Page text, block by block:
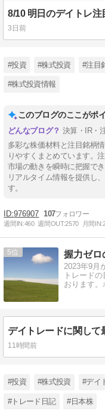
3日前
#投資 #株式投資 #注目
#株式投資情報
このブログのここがポ
決算・IR・
多彩な株価材料と注目銘柄
りやすくまとめています。
市場の動きを瞬時に把握で
リアルタイム情報を提供し
す。
976907 107
週間IN:460 週間OUT:2570 月間IN:
5 握力ゼロ
2023年9月
トレード
おります。
11時間前
#投資 #株式投資 #デイ
#トレード日記 #日本株